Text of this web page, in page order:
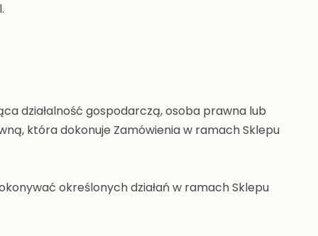
działalność gospodarczą, osoba prawna lub
która dokonuje Zamówienia w ramach Sklepu
określonych działań w ramach Sklepu